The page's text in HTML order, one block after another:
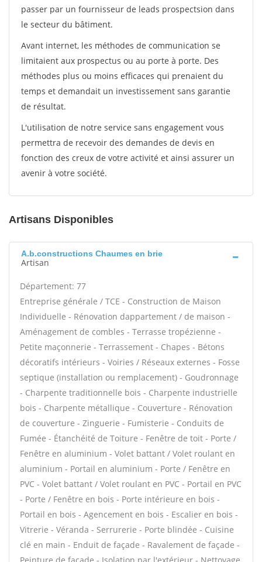
passer par un fournisseur de leads prospectsion dans
le secteur du bâtiment.
Avant internet, les méthodes de communication se
limitaient aux prospectus ou au porte à porte. Des
méthodes plus ou moins efficaces qui prenaient du
temps et demandait un investissement sans garantie
de résultat.
L'utilisation de notre service sans engagement vous
permettra de recevoir des demandes de devis en
fonction des creux de votre activité et ainsi assurer un
avenir à votre société.
Artisans Disponibles
A.b.constructions Chaumes en brie
Artisan
Département: 77
Entreprise générale / TCE - Construction de Maison
Individuelle - Rénovation dappartement / de maison -
Aménagement de combles - Terrasse tropézienne -
Petite maçonnerie - Terrassement - Chapes - Bétons
décoratifs intérieurs - Voiries / Réseaux externes - Fosse
septique (installation ou remplacement) - Goudronnage
- Charpente traditionnelle bois - Charpente industrielle
bois - Charpente métallique - Couverture - Rénovation
de couverture - Zinguerie - Fumisterie - Conduits de
Fumée - Étanchéité de Toiture - Fenêtre de toit - Porte /
Fenêtre en aluminium - Volet battant / Volet roulant en
aluminium - Portail en aluminium - Porte / Fenêtre en
PVC - Volet battant / Volet roulant en PVC - Portail en PVC
- Porte / Fenêtre en bois - Porte intérieure en bois -
Portail en bois - Agencement en bois - Escalier en bois -
Vitrerie - Véranda - Serrurerie - Porte blindée - Cuisine
clé en main - Enduit de façade - Ravalement de façade -